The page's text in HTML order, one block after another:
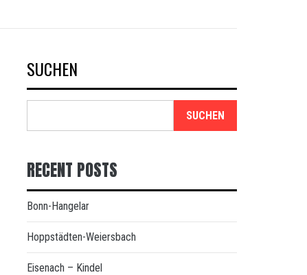
SUCHEN
SUCHEN
RECENT POSTS
Bonn-Hangelar
Hoppstädten-Weiersbach
Eisenach – Kindel